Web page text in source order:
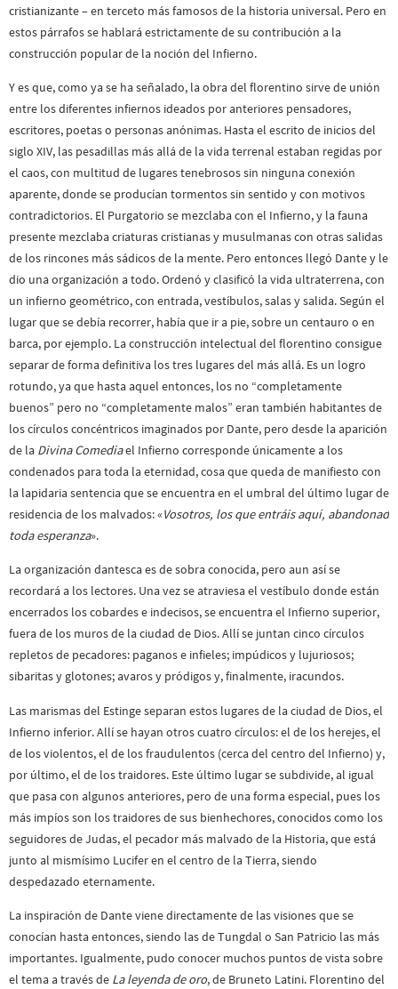
cristianizante – en terceto más famosos de la historia universal. Pero en
estos párrafos se hablará estrictamente de su contribución a la
construcción popular de la noción del Infierno.
Y es que, como ya se ha señalado, la obra del florentino sirve de unión
entre los diferentes infiernos ideados por anteriores pensadores,
escritores, poetas o personas anónimas. Hasta el escrito de inicios del
siglo XIV, las pesadillas más allá de la vida terrenal estaban regidas por
el caos, con multitud de lugares tenebrosos sin ninguna conexión
aparente, donde se producían tormentos sin sentido y con motivos
contradictorios. El Purgatorio se mezclaba con el Infierno, y la fauna
presente mezclaba criaturas cristianas y musulmanas con otras salidas
de los rincones más sádicos de la mente. Pero entonces llegó Dante y le
dio una organización a todo. Ordenó y clasificó la vida ultraterrena, con
un infierno geométrico, con entrada, vestíbulos, salas y salida. Según el
lugar que se debía recorrer, había que ir a pie, sobre un centauro o en
barca, por ejemplo. La construcción intelectual del florentino consigue
separar de forma definitiva los tres lugares del más allá. Es un logro
rotundo, ya que hasta aquel entonces, los no “completamente
buenos” pero no “completamente malos” eran también habitantes de
los círculos concéntricos imaginados por Dante, pero desde la aparición
de la Divina Comediael Infierno corresponde únicamente a los
condenados para toda la eternidad, cosa que queda de manifiesto con
la lapidaria sentencia que se encuentra en el umbral del último lugar de
residencia de los malvados: «Vosotros, los que entráis aquí, abandonad
toda esperanza».
La organización dantesca es de sobra conocida, pero aun así se
recordará a los lectores. Una vez se atraviesa el vestíbulo donde están
encerrados los cobardes e indecisos, se encuentra el Infierno superior,
fuera de los muros de la ciudad de Dios. Allí se juntan cinco círculos
repletos de pecadores: paganos e infieles; impúdicos y lujuriosos;
sibaritas y glotones; avaros y pródigos y, finalmente, iracundos.
Las marismas del Estinge separan estos lugares de la ciudad de Dios, el
Infierno inferior. Allí se hayan otros cuatro círculos: el de los herejes, el
de los violentos, el de los fraudulentos (cerca del centro del Infierno) y,
por último, el de los traidores. Este último lugar se subdivide, al igual
que pasa con algunos anteriores, pero de una forma especial, pues los
más impíos son los traidores de sus bienhechores, conocidos como los
seguidores de Judas, el pecador más malvado de la Historia, que está
junto al mismísimo Lucifer en el centro de la Tierra, siendo
despedazado eternamente.
La inspiración de Dante viene directamente de las visiones que se
conocían hasta entonces, siendo las de Tungdal o San Patricio las más
importantes. Igualmente, pudo conocer muchos puntos de vista sobre
el tema a través de La leyenda de oro, de Bruneto Latini. Florentino del